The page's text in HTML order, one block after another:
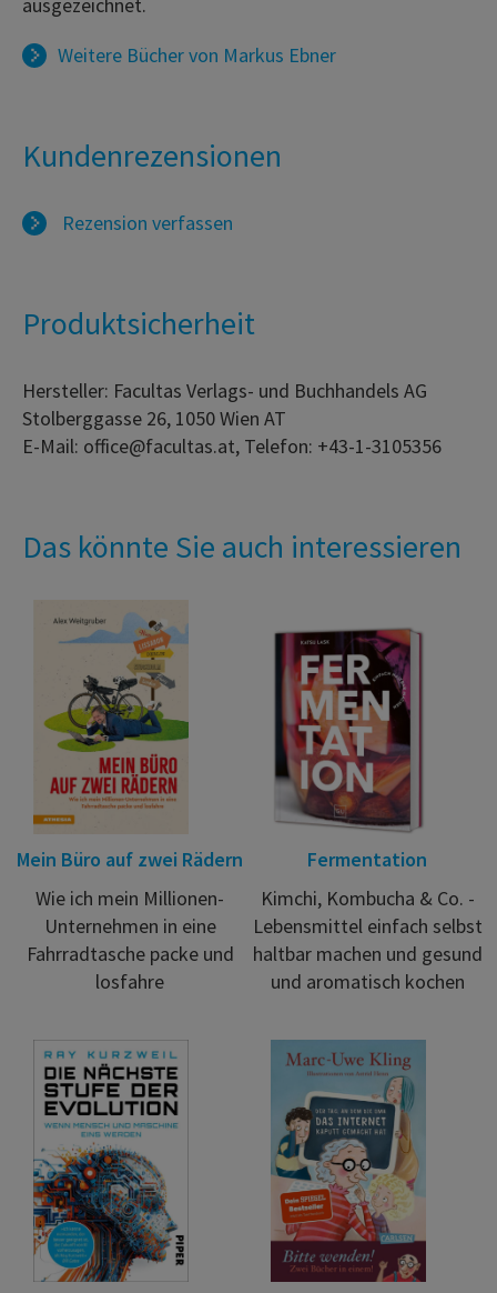
Weitere Bücher von Markus Ebner
Kundenrezensionen
Rezension verfassen
Produktsicherheit
Hersteller: Facultas Verlags- und Buchhandels AG
Stolberggasse 26, 1050 Wien AT
E-Mail: office@facultas.at, Telefon: +43-1-3105356
Das könnte Sie auch interessieren
Mein Büro auf zwei Rädern
Wie ich mein Millionen-
Unternehmen in eine
Fahrradtasche packe und
losfahre
Fermentation
Kimchi, Kombucha & Co. -
Lebensmittel einfach selbst
haltbar machen und gesund
und aromatisch kochen